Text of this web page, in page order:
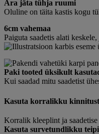
Ära jäta tühja ruumi
Oluline on täita kastis kogu
6cm vahemaa
Paiguta saadetis alati
Paki tooted üksikult
Kui saadad mitu saadetist
Kasuta korralikku kinnitust
Korralik kleeplint ja
Kasuta survetundlikku teipi